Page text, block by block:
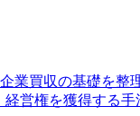
買収の基礎を整
営権を獲得する